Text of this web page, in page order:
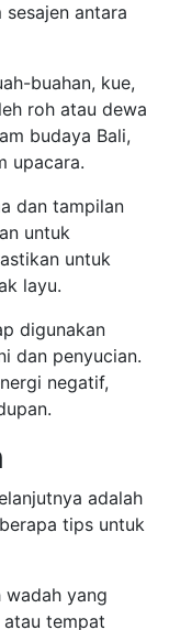
antara
buahan, kue,
roh atau dewa
budaya Bali,
upacara.
dan tampilan
untuk
untuk
layu.
digunakan
dan penyucian.
negatif,
adalah
tips untuk
wadah yang
atau tempat